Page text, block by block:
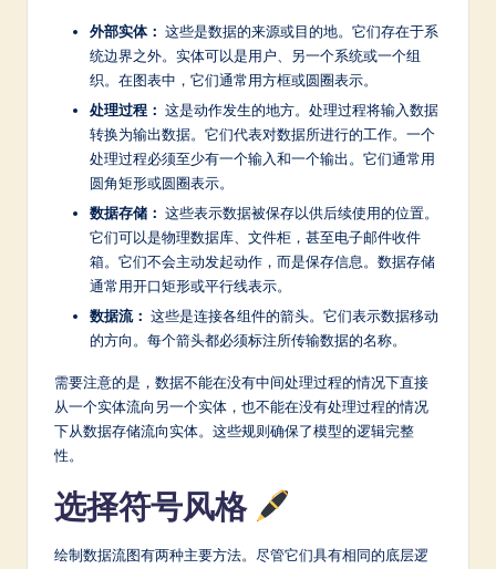
w
In
外部实体： 这些是数据的来源或目的地。它们存在于系
统边界之外。实体可以是用户、另一个系统或一个组
织。在图表中，它们通常用方框或圆圈表示。
处理过程： 这是动作发生的地方。处理过程将输入数据
转换为输出数据。它们代表对数据所进行的工作。一个
处理过程必须至少有一个输入和一个输出。它们通常用
圆角矩形或圆圈表示。
数据存储： 这些表示数据被保存以供后续使用的位置。
它们可以是物理数据库、文件柜，甚至电子邮件收件
箱。它们不会主动发起动作，而是保存信息。数据存储
通常用开口矩形或平行线表示。
数据流： 这些是连接各组件的箭头。它们表示数据移动
的方向。每个箭头都必须标注所传输数据的名称。
需要注意的是，数据不能在没有中间处理过程的情况下直接
从一个实体流向另一个实体，也不能在没有处理过程的情况
下从数据存储流向实体。这些规则确保了模型的逻辑完整
性。
选择符号风格
绘制数据流图有两种主要方法。尽管它们具有相同的底层逻